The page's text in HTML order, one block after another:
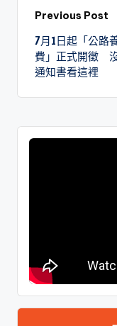
Previous Post
7月1日起「公路
費」正式開徵
通知書看這裡